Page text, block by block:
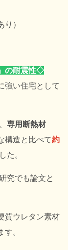
）
の耐震性◇
強い住宅として
専用断熱材
構造と比べて約
た。
究でも論文と
質ウレタン素材
。